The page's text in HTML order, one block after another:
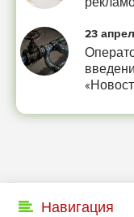
-- Люблю давать
23
Навигация